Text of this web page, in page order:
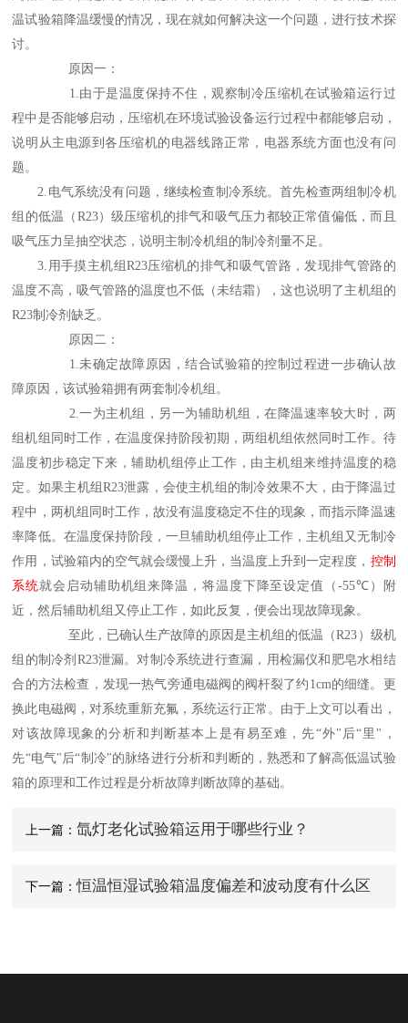
温试验箱 降温缓慢的情况，现在就如何解决这一个问题，进行技术探
讨。
原因一：
1. 由于是温度保持不住，观察制冷压缩机在试验箱运行过
程中是否能够启动，压缩机在环境试验设备运行过程中都能够启动，
说明从主电源到各压缩机的电器线路正常，电器系统方面也没有问
题。
2. 电气系统没有问题，继续检查制冷系统。首先检查两组制冷机
组的低温 （R23） 级压缩机的排气和吸气压力都较正常值偏低，而且
吸气压力呈抽空状态，说明主制冷机组的制冷剂量不足。
3. 用手摸主机组 R23压缩机的排气和吸气管路，发现排气管路的
温度不高，吸气管路的温度也不低 （ 未结霜）
，这也说明了主机组的
R23制冷剂缺乏。
原因二：
1. 未确定故障原因，结合试验箱的控制过程进一步确认故
障原因，该试验箱拥有两套制冷机组。
2. 一为主机组，另一为辅助机组，在降温速率较大时，两
组机组同时工作，在温度保持阶段初期，两组机组依然同时工作。待
温度初步稳定下来，辅助机组停止工作，由主机组来维持温度的稳
定。如果主机组 R23泄露，会使主机组的制冷效果不大，由于降温过
程中，两机组同时工作，故没有温度稳定不住的现象，而指示降温速
率降低。在温度保持阶段，一旦辅助机组停止工作，主机组又无制冷
作用，试验箱内的空气就会缓慢上升，当温度上升到一定程度， 控制
系统就会启动辅助机组来降温，将温度下降至设定值 （-55℃ ）
附
近，然后辅助机组又停止工作，如此反复，便会出现故障现象。
至此，已确认生产故障的原因是主机组的低温 （R23） 级机
组的制冷剂 R23泄漏。对制冷系统进行查漏，用检漏仪和肥皂水相结
合的方法检查，发现一热气旁通电磁阀的阀杆裂了约 1cm的细缝。更
换此电磁阀，对系统重新充氟，系统运行正常。由于上文可以看出，
对该故障现象的分析和判断基本上是有易至难，先“外" 后“里 " ，
先“电气" 后“制冷"的脉络进行分析和判断的，熟悉和了解高低温试验
箱的原理和工作过程是分析故障判断故障的基础。
上一篇： 氙灯老化试验箱运用于哪些行业？
下一篇：恒温恒湿试验箱温度偏差和波动度有什么区